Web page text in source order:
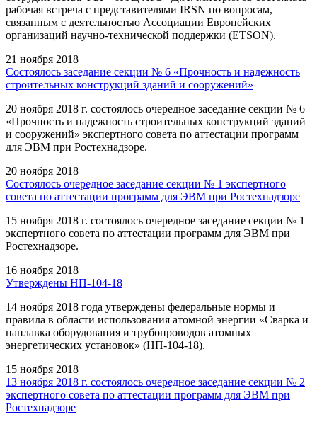
рабочая встреча с представителями IRSN по вопросам,
связанным с деятельностью Ассоциации Европейских
организаций научно-технической поддержки (ETSON).
21 ноября 2018
Состоялось заседание секции № 6 «Прочность и надежность
строительных конструкций зданий и сооружений»
20 ноября 2018 г. состоялось очередное заседание секции № 6
«Прочность и надежность строительных конструкций зданий
и сооружений» экспертного совета по аттестации программ
для ЭВМ при Ростехнадзоре.
20 ноября 2018
Состоялось очередное заседание секции № 1 экспертного
совета по аттестации программ для ЭВМ при Ростехнадзоре
15 ноября 2018 г. состоялось очередное заседание секции № 1
экспертного совета по аттестации программ для ЭВМ при
Ростехнадзоре.
16 ноября 2018
Утверждены НП-104-18
14 ноября 2018 года утверждены федеральные нормы и
правила в области использования атомной энергии «Сварка и
наплавка оборудования и трубопроводов атомных
энергетических установок» (НП-104-18).
15 ноября 2018
13 ноября 2018 г. состоялось очередное заседание секции № 2
экспертного совета по аттестации программ для ЭВМ при
Ростехнадзоре